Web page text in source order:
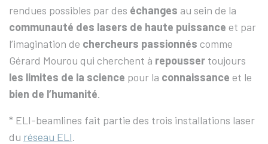
rendues possibles par des échanges au sein de la
communauté des lasers de haute puissance et par
l’imagination de chercheurs passionnés comme
Gérard Mourou qui cherchent à repousser toujours
les limites de la science pour la connaissance et le
bien de l’humanité.
* ELI-beamlines fait partie des trois installations laser
du réseau ELI.